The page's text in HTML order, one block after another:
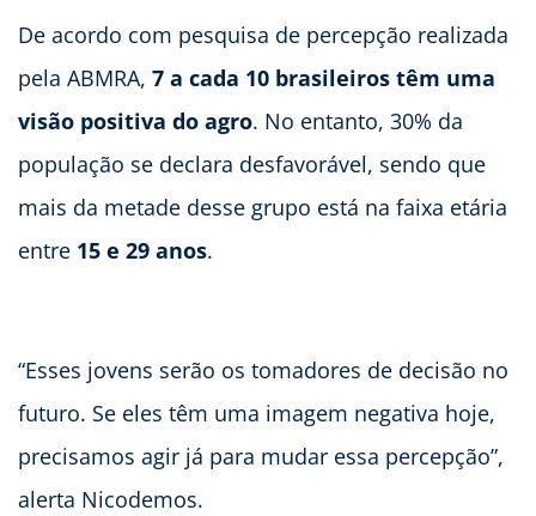
De acordo com pesquisa de percepção realizada
pela ABMRA, 7 a cada 10 brasileiros têm uma
visão positiva do agro. No entanto, 30% da
população se declara desfavorável, sendo que
mais da metade desse grupo está na faixa etária
entre 15 e 29 anos.
“Esses jovens serão os tomadores de decisão no
futuro. Se eles têm uma imagem negativa hoje,
precisamos agir já para mudar essa percepção”,
alerta Nicodemos.